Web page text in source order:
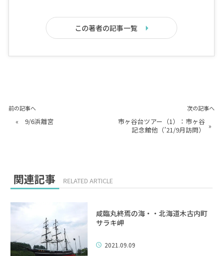
この著者の記事一覧
前の記事へ
« 9/6浜離宮
次の記事へ
市ヶ谷台ツアー（1）：市ヶ谷
記念館他（’21/9月訪問）
»
関連記事 RELATED ARTICLE
咸臨丸終焉の海・・北海道木古内町
サラキ岬
2021.09.09